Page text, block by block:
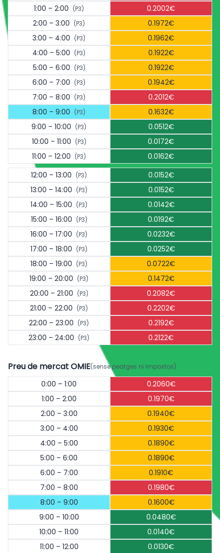
1:00 – 2:00 (P3)
0.2002€
2:00 – 3:00 (P3)
0.1972€
3:00 – 4:00 (P3)
0.1962€
4:00 – 5:00 (P3)
0.1922€
5:00 – 6:00 (P3)
0.1922€
6:00 – 7:00 (P3)
0.1942€
7:00 – 8:00 (P3)
0.2012€
8:00 – 9:00 (P3)
0.1632€
9:00 – 10:00 (P3)
0.0512€
10:00 – 11:00 (P3)
0.0172€
11:00 – 12:00 (P3)
0.0162€
12:00 – 13:00 (P3)
0.0152€
13:00 – 14:00 (P3)
0.0152€
14:00 – 15:00 (P3)
0.0142€
15:00 – 16:00 (P3)
0.0192€
16:00 – 17:00 (P3)
0.0232€
17:00 – 18:00 (P3)
0.0252€
18:00 – 19:00 (P3)
0.0722€
19:00 – 20:00 (P3)
0.1472€
20:00 – 21:00 (P3)
0.2082€
21:00 – 22:00 (P3)
0.2202€
22:00 – 23:00 (P3)
0.2192€
23:00 – 24:00 (P3) 0.2122€
Preu de mercat OMIE(sense peatges ni impostos)
0:00 – 1:00
0.2060€
1:00 – 2:00
0.1970€
2:00 – 3:00
0.1940€
3:00 – 4:00
0.1930€
4:00 – 5:00
0.1890€
5:00 – 6:00
0.1890€
6:00 – 7:00
0.1910€
7:00 – 8:00
0.1980€
8:00 – 9:00
0.1600€
9:00 – 10:00
0.0480€
10:00 – 11:00
0.0140€
11:00 – 12:00
0.0130€